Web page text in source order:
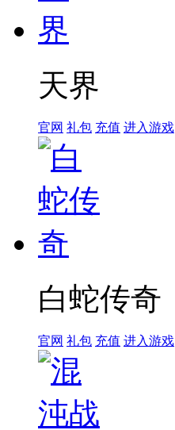
天界
官网 礼包 充值 进入游戏
白蛇传奇
官网 礼包 充值 进入游戏